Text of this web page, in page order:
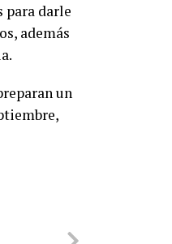
para darle
además
un